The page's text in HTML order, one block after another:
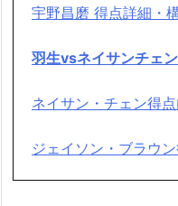
宇野昌磨 得点詳細・
羽生vsネイサンチェ
ネイサン・チェン得
ジェイソン・ブラウ